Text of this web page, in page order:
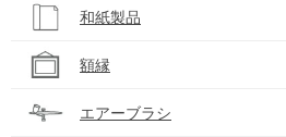
和紙製品
額縁
エアーブラシ